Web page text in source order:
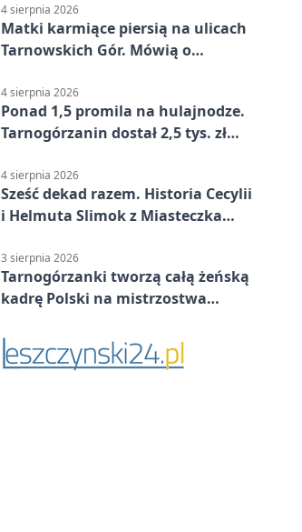
4 sierpnia 2026
Matki karmiące piersią na ulicach
Tarnowskich Gór. Mówią o
4 sierpnia 2026
Ponad 1,5 promila na hulajnodze.
Tarnogórzanin dostał 2,5 tys. zł
4 sierpnia 2026
Sześć dekad razem. Historia Cecylii
i Helmuta Slimok z Miasteczka
3 sierpnia 2026
Tarnogórzanki tworzą całą żeńską
kadrę Polski na mistrzostwa